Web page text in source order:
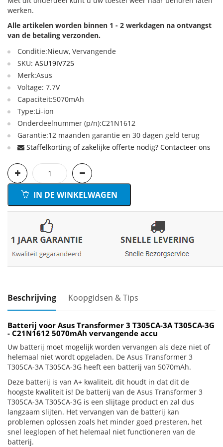
werken.
Alle artikelen worden binnen 1 - 2 werkdagen na ontvangst
van de betaling verzonden.
Conditie:Nieuw, Vervangende
SKU: ASU19IV725
Merk:Asus
Voltage: 7.7V
Capaciteit:5070mAh
Type:Li-ion
Onderdeelnummer (p/n):C21N1612
Garantie:12 maanden garantie en 30 dagen geld terug
Staffelkorting of zakelijke offerte nodig? Contacteer ons
IN DE WINKELWAGEN
Beschrijving Koopgidsen & Tips
Batterij voor Asus Transformer 3 T305CA-3A T305CA-3G
- C21N1612 5070mAh vervangende accu
Uw batterij moet mogelijk worden vervangen als deze niet of
helemaal niet wordt opgeladen. De Asus Transformer 3
T305CA-3A T305CA-3G heeft een batterij van 5070mAh.
Deze batterij is van A+ kwaliteit, dit houdt in dat dit de
hoogste kwaliteit is! De batterij van de Asus Transformer 3
T305CA-3A T305CA-3G is een slijtage product en zal dus
langzaam slijten. Het vervangen van de batterij kan
problemen oplossen zoals het minder goed presteren, het
snel leeglopen of het helemaal niet functioneren van de
batterij.